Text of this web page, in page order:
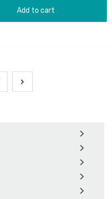
Add to cart